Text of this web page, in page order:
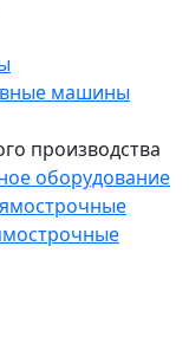
машины
производства
оборудование